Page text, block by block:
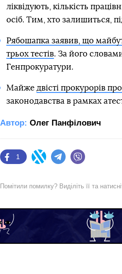
ліквідують, кількість
осіб. Тим, хто залишиться,
Рябошапка заявив, що
трьох тестів. За його
Генпрокуратури.
Майже двісті прокурорів
законодавства в рамках
Автор: Олег Панфілович
Facebook
1
Twitter Telegram
Помітили помилку? Виділіть її та